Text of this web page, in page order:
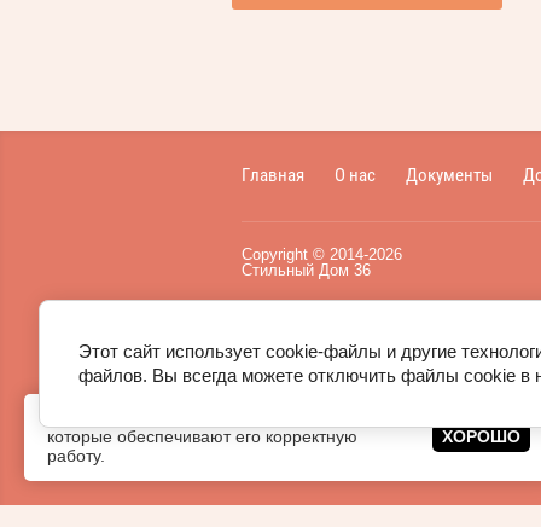
Главная О нас Документы
Copyright © 2014-2026
Стильный Дом 36
которые обеспечивают его корректную
работу.
ХОРОШО
Этот сайт использует cookie-файлы и другие
файлов. Вы всегда можете отключить файлы cookie в